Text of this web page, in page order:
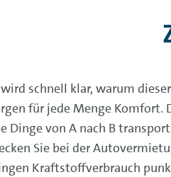
schnell klar, warum
für jede Menge
Dinge von A nach B
Sie bei der
Kraftstoffverbrauch